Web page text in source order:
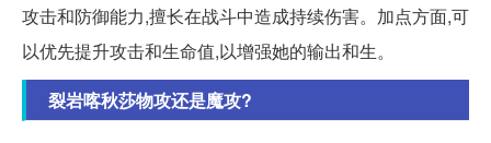
攻击和防御能力,擅长在战斗中造成持续伤害。加点方面,可
以优先提升攻击和生命值,以增强她的输出和生。
裂岩喀秋莎物攻还是魔攻?